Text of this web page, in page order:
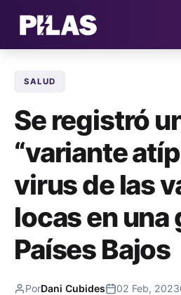
NOTICIAS
QUIÉNES
SALUD
Se registró
“variante
virus de las
locas en una
Países Bajos
PorDani Cubides 02 Feb, 2023